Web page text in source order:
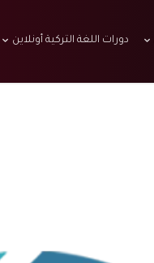
دورات اللغة التركية أونلاين